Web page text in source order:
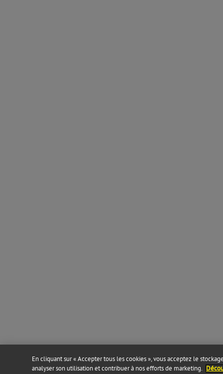
En cliquant sur « Accepter tous les cookies », vous acceptez le
analyser son utilisation et contribuer à nos efforts de marketing.